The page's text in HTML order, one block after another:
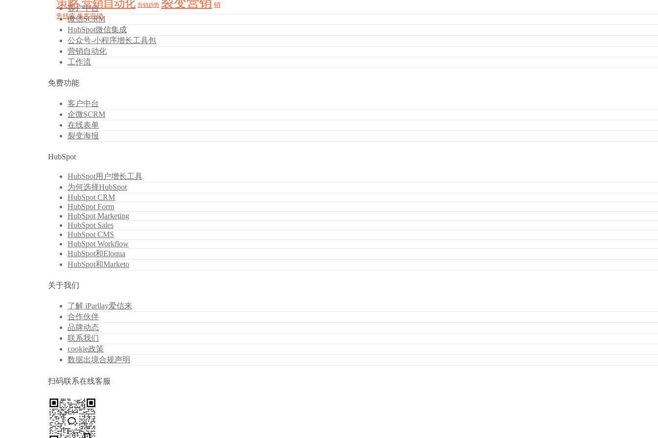
策略营销自动化 营销趋势 裂变营销 销
售线索 集客营销
客户中台
微信SCRM
HubSpot微信集成
公众号-小程序增长工具包
营销自动化
工作流
免费功能
客户中台
企微SCRM
在线表单
裂变海报
HubSpot
HubSpot用户增长工具
为何选择HubSpot
HubSpot CRM
HubSpot Form
HubSpot Marketing
HubSpot Sales
HubSpot CMS
HubSpot Workflow
HubSpot和Eloqua
HubSpot和Marketo
关于我们
了解 iParllay爱信来
合作伙伴
品牌动态
联系我们
cookie政策
数据出境合规声明
扫码联系在线客服